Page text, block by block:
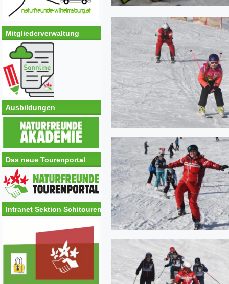
Mitgliederverwaltung
Ausbildungen
Das neue Tourenportal
Intranet Sektion Schitouren